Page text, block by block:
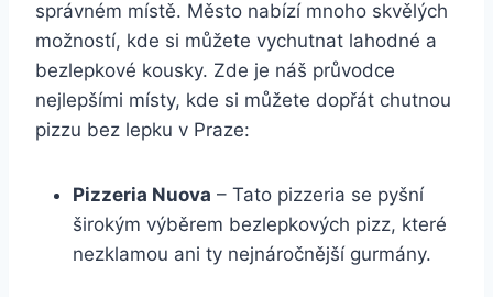
správném místě. Město nabízí mnoho skvělých
možností, kde si můžete vychutnat lahodné a
bezlepkové kousky. Zde je náš průvodce
nejlepšími místy, kde si můžete dopřát chutnou
pizzu bez lepku v Praze:
Pizzeria Nuova – Tato pizzeria se pyšní
širokým výběrem bezlepkových pizz, které
nezklamou ani ty nejnáročnější gurmány.